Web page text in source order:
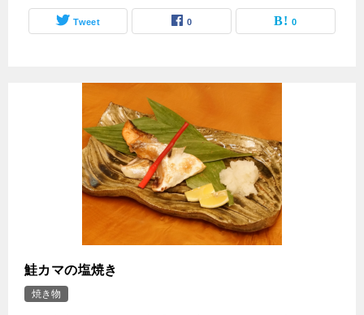
Tweet 0 0
鮭カマの塩焼き
焼き物